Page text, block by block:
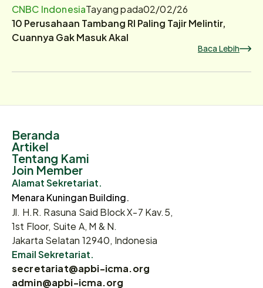
CNBC IndonesiaTayang pada02/02/26
10 Perusahaan Tambang RI Paling Tajir Melintir,
Cuannya Gak Masuk Akal
Baca Lebih
Beranda
Artikel
Tentang Kami
Join Member
Alamat Sekretariat.
Menara Kuningan Building.
Jl. H.R. Rasuna Said Block X-7 Kav.5,
1st Floor, Suite A, M & N.
Jakarta Selatan 12940, Indonesia
Email Sekretariat.
secretariat@apbi-icma.org
admin@apbi-icma.org